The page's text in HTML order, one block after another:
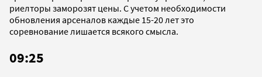
риелторы заморозят цены. С учетом необходимости
обновления арсеналов каждые 15-20 лет это
соревнование лишается всякого смысла.
09:25